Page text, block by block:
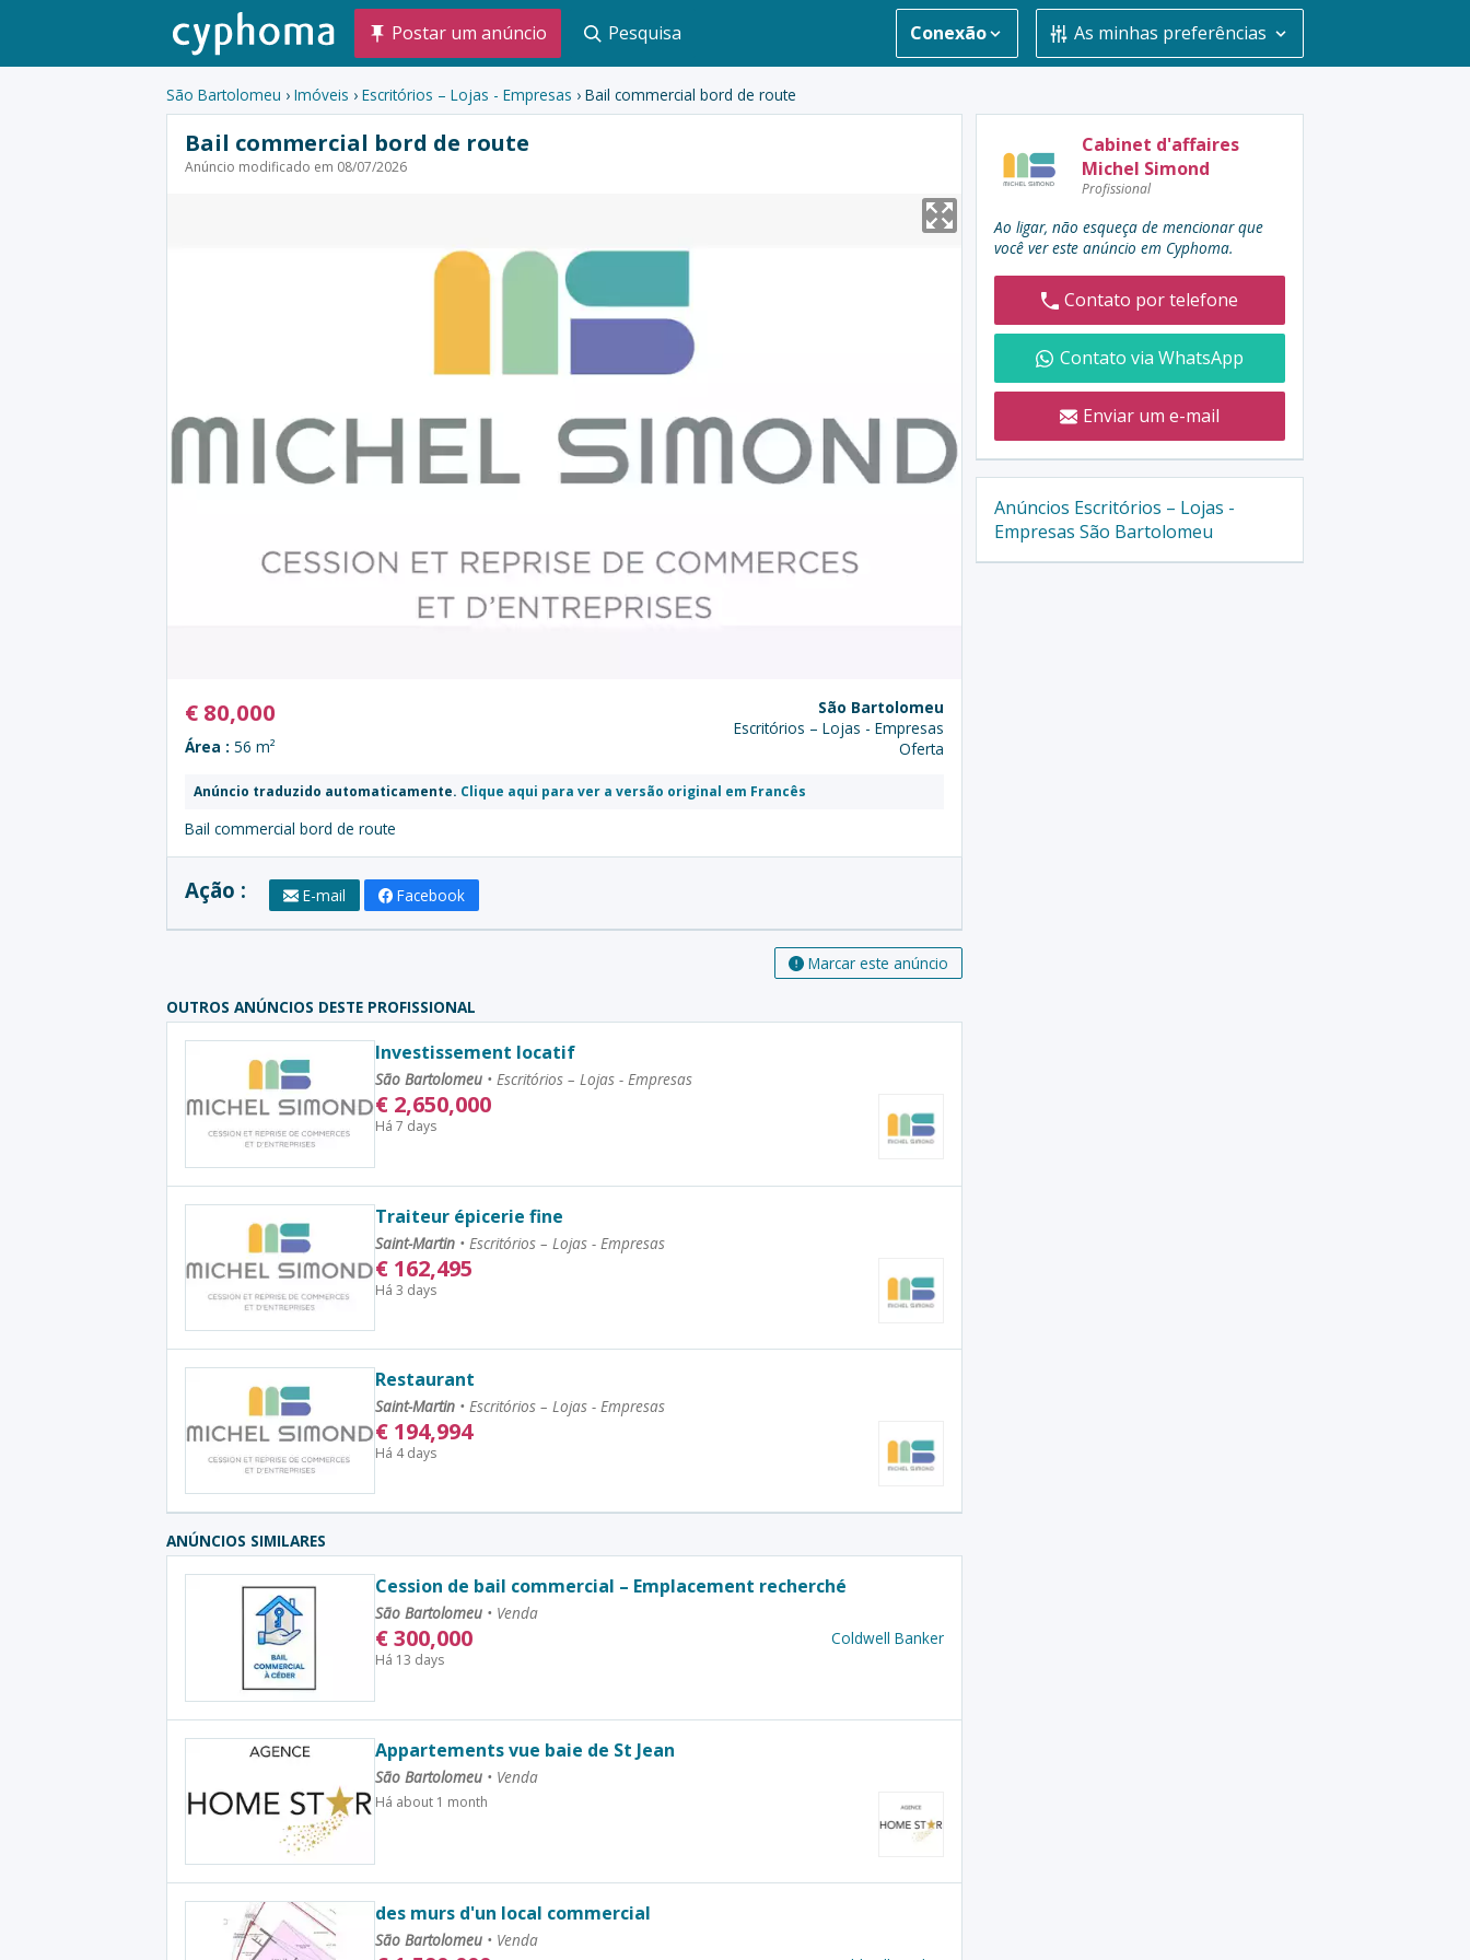
Postar um anúncio Pesquisa Conexão As minhas preferências
São Bartolomeu › Imóveis › Escritórios – Lojas - Empresas › Bail commercial bord de route
Bail commercial bord de route
Anúncio modificado em 08/07/2026
€ 80,000
Área : 56 m²
São Bartolomeu
Escritórios – Lojas - Empresas
Oferta
Anúncio traduzido automaticamente. Clique aqui para ver a versão original em Francês
Bail commercial bord de route
Ação : E-mail Facebook
Marcar este anúncio
OUTROS ANÚNCIOS DESTE PROFISSIONAL
Investissement locatif
São Bartolomeu • Escritórios – Lojas - Empresas
€ 2,650,000
Há 7 days
Traiteur épicerie fine
Saint-Martin • Escritórios – Lojas - Empresas
€ 162,495
Há 3 days
Restaurant
Saint-Martin • Escritórios – Lojas - Empresas
€ 194,994
Há 4 days
ANÚNCIOS SIMILARES
Cession de bail commercial – Emplacement recherché
São Bartolomeu • Venda
€ 300,000
Há 13 days
Coldwell Banker
Appartements vue baie de St Jean
São Bartolomeu • Venda
Há about 1 month
des murs d'un local commercial
São Bartolomeu • Venda
Contatar
o
anunciante
:
Cabinet d'affaires
Michel Simond
Profissional
Ao ligar, não esqueça de mencionar que
você ver este anúncio em Cyphoma.
Contato por telefone
Contato via WhatsApp
Enviar um e-mail
Anúncios Escritórios – Lojas -
Empresas São Bartolomeu